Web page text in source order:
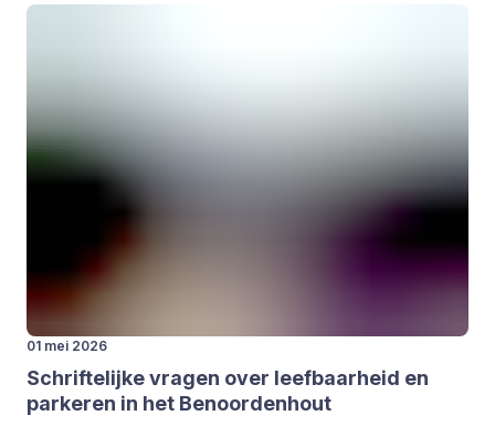
01 mei 2026
Schrif­te­lij­ke vra­gen over leef­baar­heid en
par­ke­ren in het Benoor­den­hout